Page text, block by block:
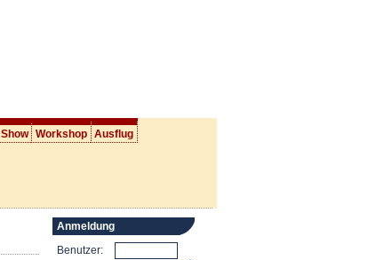
Show Workshop Ausflug
Anmeldung
Benutzer: